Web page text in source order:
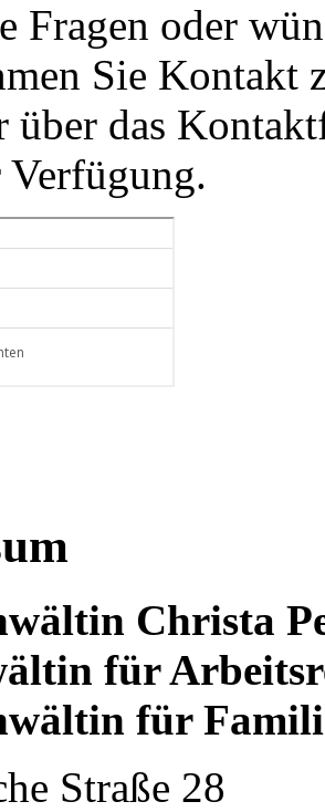
Fragen oder
Sie Kontakt
über das
Verfügung.
Christa
für
für
Straße 28